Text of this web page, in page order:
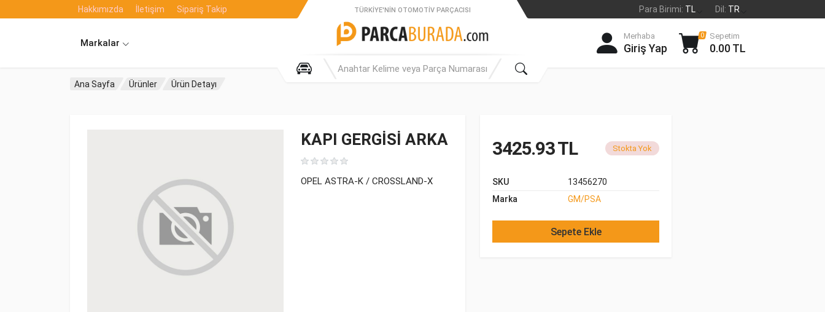
Hakkımızda İletişim Sipariş Takip Para Birimi: TL Dil: TR
Markalar
TÜRKIYE'NIN OTOMOTIV PARÇACISI
Merhaba
Giriş Yap
0 Sepetim
0.00 TL
Ana Sayfa Ürünler Ürün Detayı
KAPI GERGİSİ ARKA
OPEL ASTRA-K / CROSSLAND-X
3425.93 TL Stokta Yok
SKU
13456270
Marka
GM/PSA
Sepete Ekle